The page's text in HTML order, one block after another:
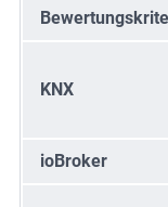
KNX
ioBroker